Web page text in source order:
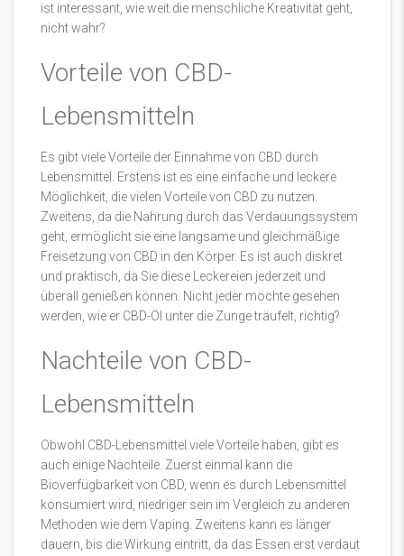
ist interessant, wie weit die menschliche Kreativität geht,
nicht wahr?
Vorteile von CBD-
Lebensmitteln
Es gibt viele Vorteile der Einnahme von CBD durch
Lebensmittel. Erstens ist es eine einfache und leckere
Möglichkeit, die vielen Vorteile von CBD zu nutzen.
Zweitens, da die Nahrung durch das Verdauungssystem
geht, ermöglicht sie eine langsame und gleichmäßige
Freisetzung von CBD in den Körper. Es ist auch diskret
und praktisch, da Sie diese Leckereien jederzeit und
überall genießen können. Nicht jeder möchte gesehen
werden, wie er CBD-Öl unter die Zunge träufelt, richtig?
Nachteile von CBD-
Lebensmitteln
Obwohl CBD-Lebensmittel viele Vorteile haben, gibt es
auch einige Nachteile. Zuerst einmal kann die
Bioverfügbarkeit von CBD, wenn es durch Lebensmittel
konsumiert wird, niedriger sein im Vergleich zu anderen
Methoden wie dem Vaping. Zweitens kann es länger
dauern, bis die Wirkung eintritt, da das Essen erst verdaut